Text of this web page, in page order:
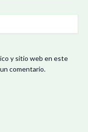
y sitio web en este
comentario.